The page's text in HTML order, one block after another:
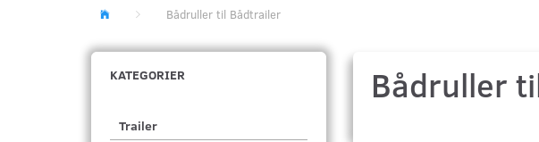
Bådruller til Bådtrailer
KATEGORIER
Trailer
Bådruller